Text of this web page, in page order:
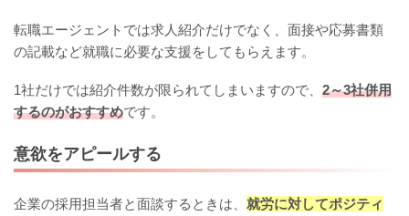
転職エージェントでは求人紹介だけでなく、面接や応募書類
の記載など就職に必要な支援をしてもらえます。
1社だけでは紹介件数が限られてしまいますので、 2～3社併用
するのがおすすめです。
意欲をアピールする
企業の採用担当者と面談するときは、 就労に対してポジティ